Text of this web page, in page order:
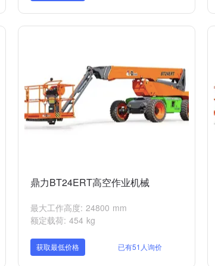
鼎力BT24ERT高空作业机械
最大工作高度: 24800 mm
额定载荷: 454 kg
获取最低价格 已有51人询价